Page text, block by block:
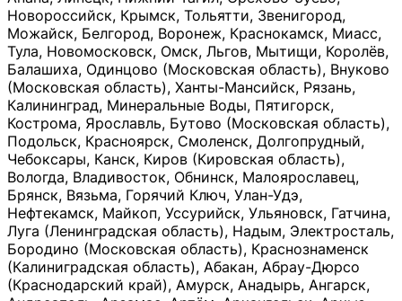
Новороссийск, Крымск, Тольятти, Звенигород,
Можайск, Белгород, Воронеж, Краснокамск, Миасс,
Тула, Новомосковск, Омск, Льгов, Мытищи, Королёв,
Балашиха, Одинцово (Московская область), Внуково
(Московская область), Ханты-Мансийск, Рязань,
Калининград, Минеральные Воды, Пятигорск,
Кострома, Ярославль, Бутово (Московская область),
Подольск, Красноярск, Смоленск, Долгопрудный,
Чебоксары, Канск, Киров (Кировская область),
Вологда, Владивосток, Обнинск, Малоярославец,
Брянск, Вязьма, Горячий Ключ, Улан-Удэ,
Нефтекамск, Майкоп, Уссурийск, Ульяновск, Гатчина,
Луга (Ленинградская область), Надым, Электросталь,
Бородино (Московская область), Краснознаменск
(Калиниградская область), Абакан, Абрау-Дюрсо
(Краснодарский край), Амурск, Анадырь, Ангарск,